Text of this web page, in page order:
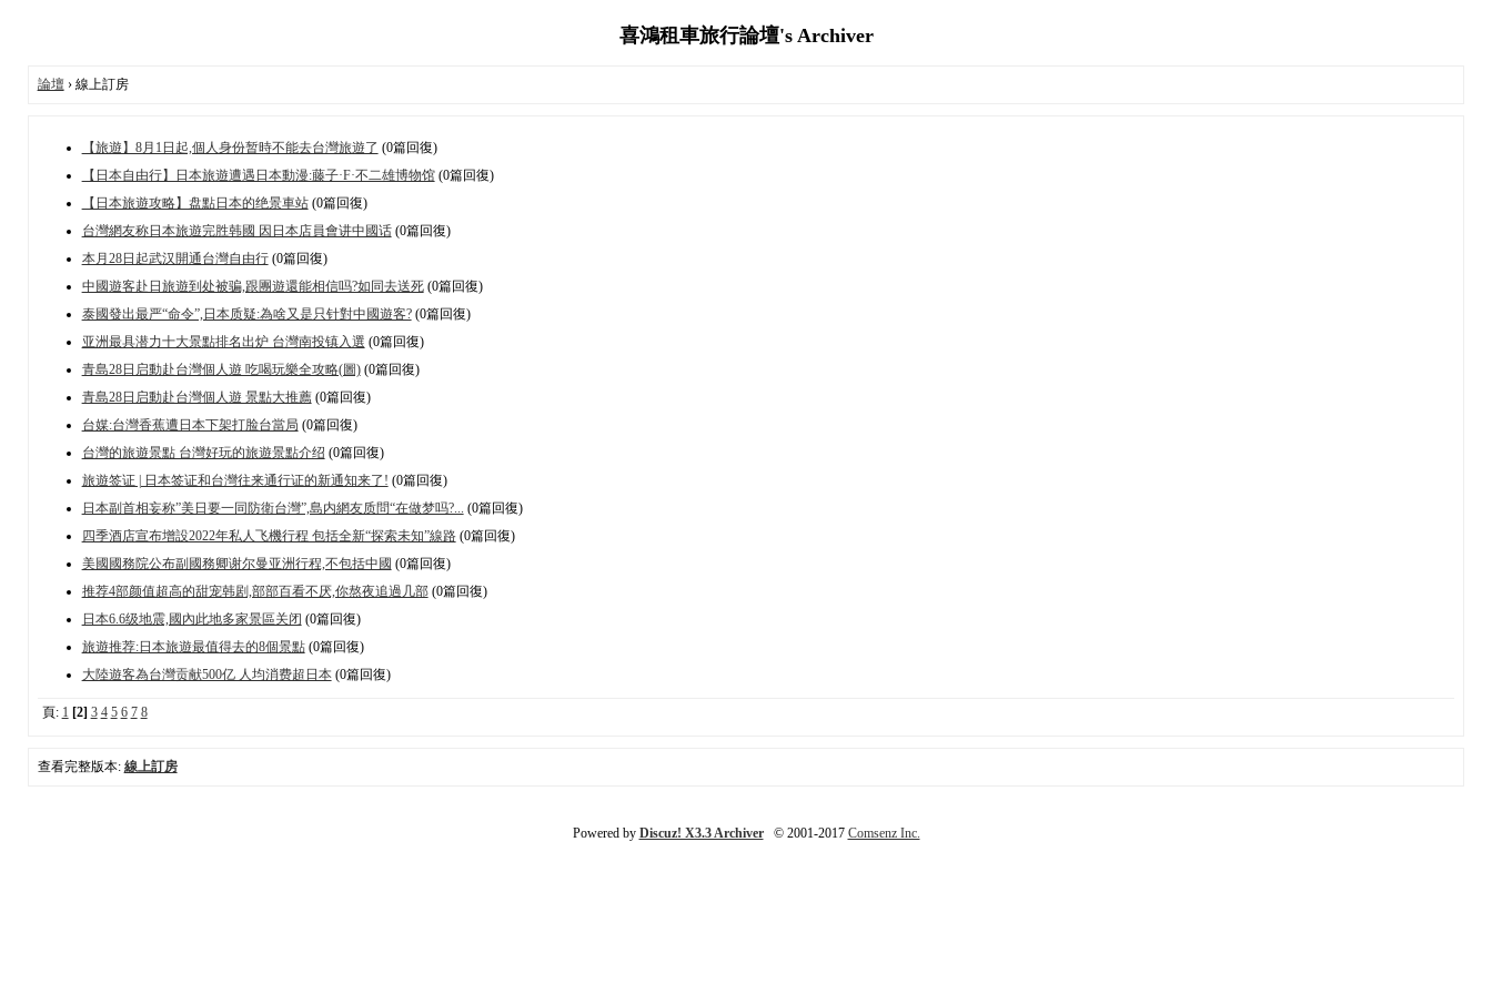
喜鴻租車旅行論壇's Archiver
論壇› 線上訂房
【旅遊】8月1日起,個人身份暂時不能去台灣旅遊了 (0篇回復)
【日本自由行】日本旅遊遭遇日本動漫:藤子·F·不二雄博物馆(0篇回復)
【日本旅遊攻略】盘點日本的绝景車站(0篇回復)
台灣網友称日本旅遊完胜韩國 因日本店員會讲中國话(0篇回復)
本月28日起武汉開通台灣自由行(0篇回復)
中國遊客赴日旅遊到处被骗,跟團遊還能相信吗?如同去送死(0篇回復)
泰國發出最严“命令”,日本质疑:為啥又是只针對中國遊客?(0篇回復)
亚洲最具潜力十大景點排名出炉 台灣南投镇入選 (0篇回復)
青島28日启動赴台灣個人遊 吃喝玩樂全攻略(圖)(0篇回復)
青島28日启動赴台灣個人遊 景點大推薦(0篇回復)
台媒:台灣香蕉遭日本下架打脸台當局 (0篇回復)
台灣的旅遊景點 台灣好玩的旅遊景點介绍 (0篇回復)
旅遊签证 | 日本签证和台灣往来通行证的新通知来了! (0篇回復)
日本副首相妄称”美日要一同防衛台灣”,島内網友质問“在做梦吗?... (0篇回復)
四季酒店宣布增設2022年私人飞機行程 包括全新“探索未知”線路(0篇回復)
美國國務院公布副國務卿谢尔曼亚洲行程,不包括中國 (0篇回復)
推荐4部颜值超高的甜宠韩剧,部部百看不厌,你熬夜追過几部(0篇回復)
日本6.6级地震,國內此地多家景區关闭 (0篇回復)
旅遊推荐:日本旅遊最值得去的8個景點(0篇回復)
大陸遊客為台灣贡献500亿 人均消费超日本(0篇回復)
頁: 1 [2] 3 4 5 6 7 8
查看完整版本: 線上訂房
Powered by Discuz! X3.3 Archiver© 2001-2017 Comsenz Inc.